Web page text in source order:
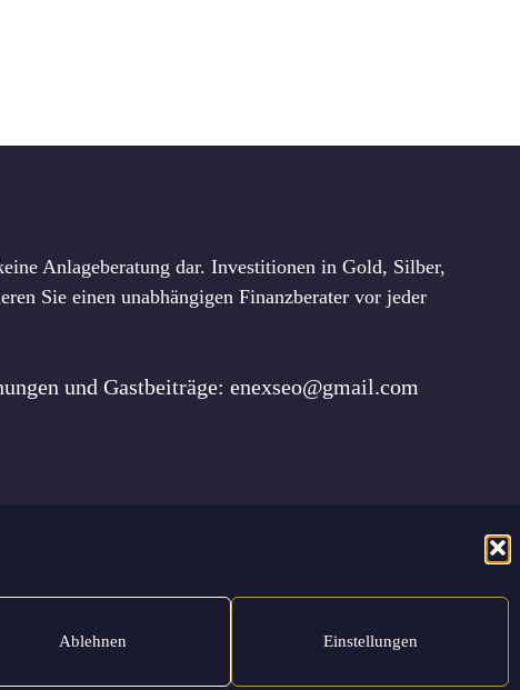
Ablehnen Einstellungen
Anlageberatung dar. Investitionen in Gold, Silber,
Sie einen unabhängigen Finanzberater vor jeder
und Gastbeiträge: enexseo@gmail.com
NutzungsbedingungenHaftungsausschluss